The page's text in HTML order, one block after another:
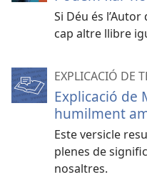
Si Déu és
cap altre llibre
EXPLICACIÓ DE
Explicació de
humilment
Este versicle
plenes de
nosaltres.